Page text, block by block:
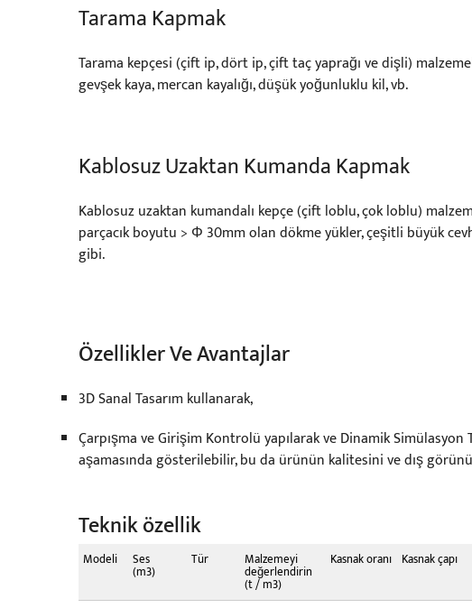
Tarama Kapmak
Tarama kepçesi (çift ip, dört ip, çift taç yaprağı ve dişli)
gevşek kaya, mercan kayalığı, düşük yoğunluklu kil, vb.
Kablosuz Uzaktan Kumanda Kapmak
Kablosuz uzaktan kumandalı kepçe (çift loblu, çok loblu)
parçacık boyutu > Φ 30mm olan dökme yükler, çeşitli büyük
gibi.
Özellikler Ve Avantajlar
3D Sanal Tasarım kullanarak,
Çarpışma ve Girişim Kontrolü yapılarak ve Dinamik
aşamasında gösterilebilir, bu da ürünün kalitesini ve dış
Teknik özellik
Modeli Ses
(m3)
Tür Malzemeyi
değerlendirin
(t / m3)
Kasnak oranı Kasnak çapı